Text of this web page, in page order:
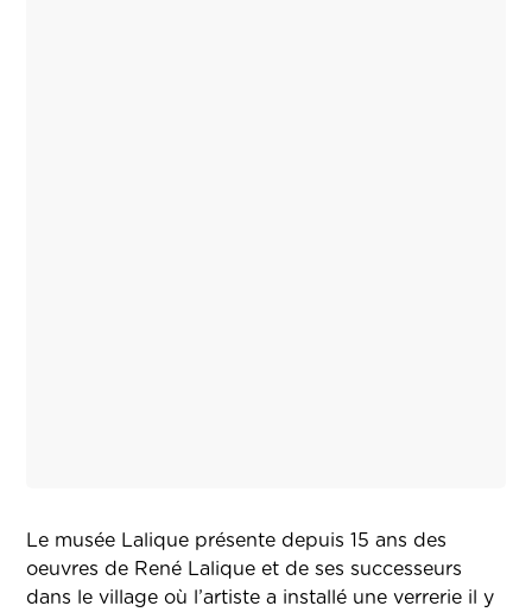
Le musée Lalique présente depuis 15 ans des
oeuvres de René Lalique et de ses successeurs
dans le village où l’artiste a installé une verrerie il y